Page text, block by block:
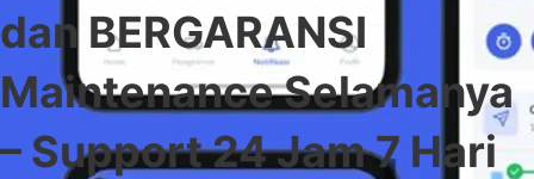
dan BERGARANSI
Maintenance Selamanya
– Support 24 Jam 7 Hari